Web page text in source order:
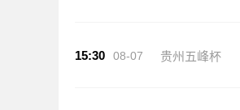
15:30 08-07 贵州五峰杯